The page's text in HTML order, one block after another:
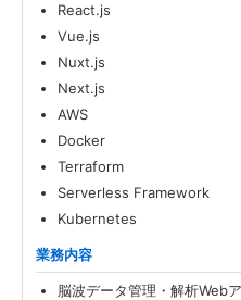
React.js
Vue.js
Nuxt.js
Next.js
AWS
Docker
Terraform
Serverless Framework
Kubernetes
業務内容
脳波データ管理・解析Web